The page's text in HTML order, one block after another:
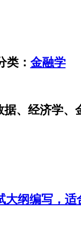
类： 金融学
、经济学
纲编写，